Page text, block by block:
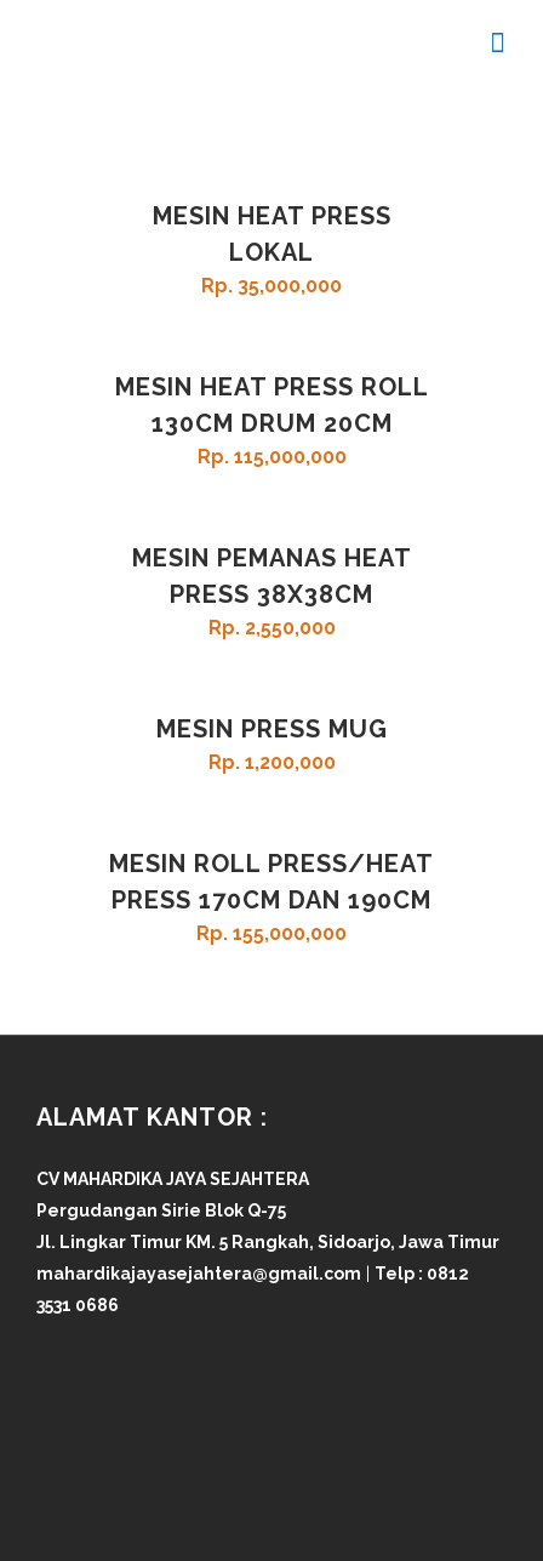
MESIN HEAT PRESS
LOKAL
Rp 35,000,000
MESIN HEAT PRESS ROLL
130CM DRUM 20CM
Rp 115,000,000
MESIN PEMANAS HEAT
PRESS 38X38CM
Rp 2,550,000
MESIN PRESS MUG
Rp 1,200,000
MESIN ROLL PRESS/HEAT
PRESS 170CM DAN 190CM
Rp 155,000,000
ALAMAT KANTOR :
CV MAHARDIKA JAYA SEJAHTERA
Pergudangan Sirie Blok Q-75
Jl. Lingkar Timur KM. 5 Rangkah, Sidoarjo, Jawa Timur
mahardikajayasejahtera@gmail.com
Telp : 0812
3531 0686